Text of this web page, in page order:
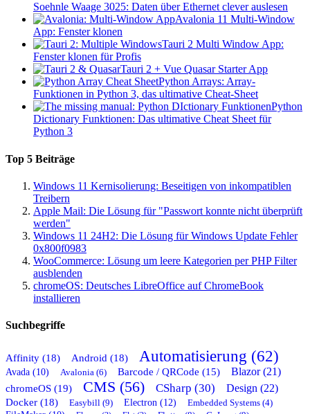
Soehnle Waage 3025: Daten über Ethernet clever auslesen
Avalonia 11 Multi-Window
App: Fenster klonen
Tauri 2 Multi Window App:
Fenster klonen für Profis
Tauri 2 + Vue Quasar Starter App
Python Arrays: Array-
Funktionen in Python 3, das ultimative Cheat-Sheet
Python
Dictionary Funktionen: Das ultimative Cheat Sheet für
Python 3
Top 5 Beiträge
Windows 11 Kernisolierung: Beseitigen von inkompatiblen
Treibern
Apple Mail: Die Lösung für "Passwort konnte nicht überprüft
werden"
Windows 11 24H2: Die Lösung für Windows Update Fehler
0x800f0983
WooCommerce: Lösung um leere Kategorien per PHP Filter
ausblenden
chromeOS: Deutsches LibreOffice auf ChromeBook
installieren
Suchbegriffe
Affinity (18) Android (18) Automatisierung (62)
Avada (10) Avalonia (6) Barcode / QRCode (15)
Blazor (21)
chromeOS (19)
CMS (56) CSharp (30) Design (22)
Docker (18) Easybill (9) Electron (12) Embedded Systems (4)